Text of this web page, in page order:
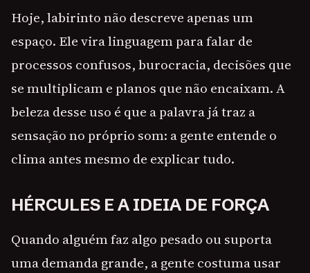
Hoje, labirinto não descreve apenas um
espaço. Ele vira linguagem para falar de
processos confusos, burocracia, decisões que
se multiplicam e planos que não encaixam. A
beleza desse uso é que a palavra já traz a
sensação no próprio som: a gente entende o
clima antes mesmo de explicar tudo.
HÉRCULES E A IDEIA DE FORÇA
Quando alguém faz algo pesado ou suporta
uma demanda grande, a gente costuma usar